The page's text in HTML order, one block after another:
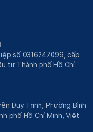
số 0316247099, cấp
tư Thành phố Hồ Chí
Duy Trinh, Phường Bình
phố Hồ Chí Minh, Việt